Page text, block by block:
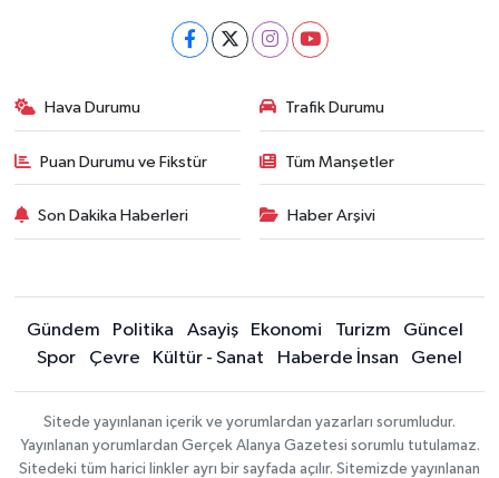
Hava Durumu Trafik Durumu
Puan Durumu ve Fikstür Tüm Manşetler
Son Dakika Haberleri Haber Arşivi
Gündem Politika Asayiş Ekonomi Turizm
Güncel
Spor
Çevre Kültür - Sanat Haberde İnsan Genel
Sitede yayınlanan içerik ve yorumlardan yazarları sorumludur.
Yayınlanan yorumlardan Gerçek Alanya Gazetesi sorumlu tutulamaz.
Sitedeki tüm harici linkler ayrı bir sayfada açılır. Sitemizde yayınlanan